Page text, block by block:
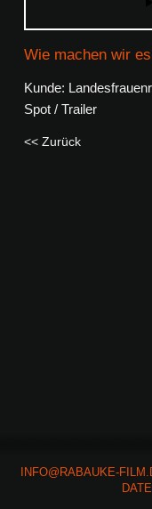
Wie machen wir
Kunde:
Spot / Trailer
<< Zurück
INFO@RABAUKE-